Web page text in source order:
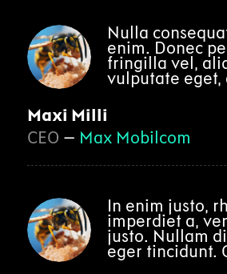
Nulla
enim. Donec
fringilla vel,
vulputate eget,
Maxi Milli
CEO – Max Mobilcom
In enim justo,
imperdiet a,
justo. Nullam
eger tincidunt.